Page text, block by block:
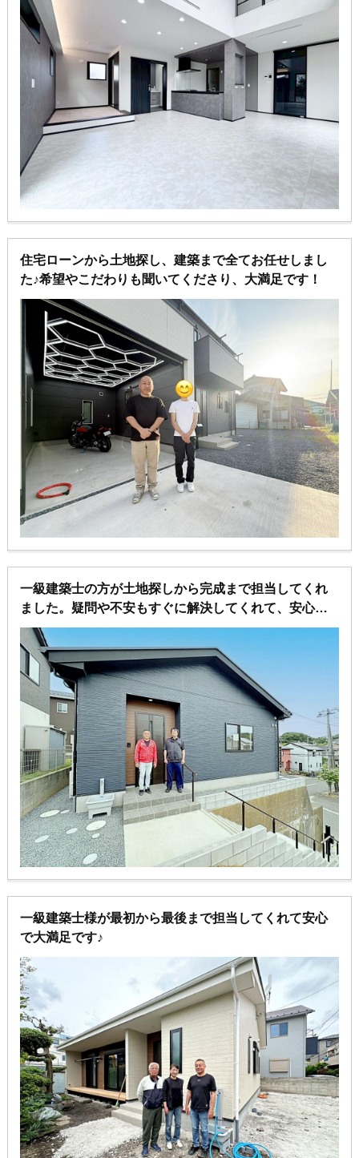
住宅ローンから土地探し、建築まで全てお任せしまし
た♪希望やこだわりも聞いてくださり、大満足です！
一級建築士の方が土地探しから完成まで担当してくれ
ました。疑問や不安もすぐに解決してくれて、安心し
てお任せすることができました。
一級建築士様が最初から最後まで担当してくれて安心
で大満足です♪